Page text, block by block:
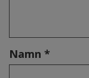
Namn *